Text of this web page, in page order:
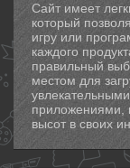
Сайт имеет
который
игру или
каждого
правильный
местом для
приложениями,
высот в своих